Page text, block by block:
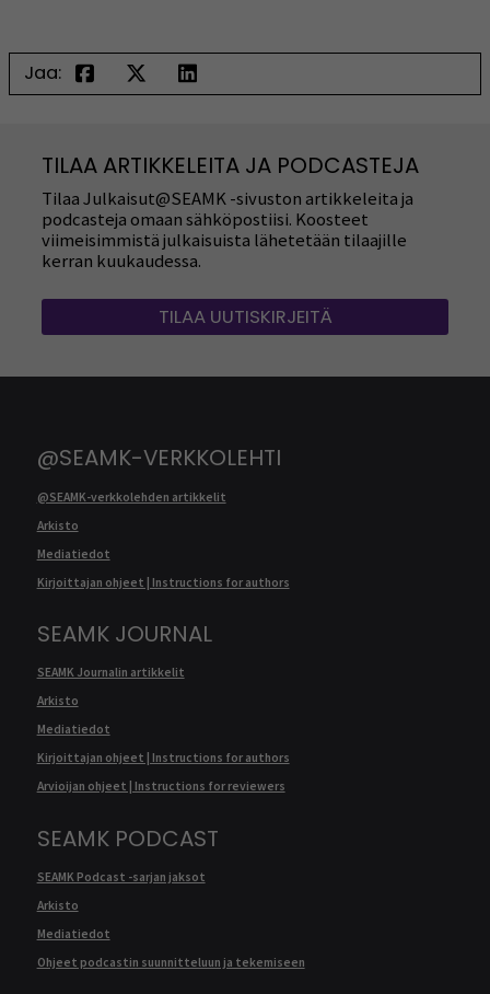
Jaa:
TILAA ARTIKKELEITA JA PODCASTEJA
Tilaa Julkaisut@SEAMK -sivuston artikkeleita ja
podcasteja omaan sähköpostiisi. Koosteet
viimeisimmistä julkaisuista lähetetään tilaajille
kerran kuukaudessa.
TILAA UUTISKIRJEITÄ
@SEAMK-VERKKOLEHTI
@SEAMK-verkkolehden artikkelit
Arkisto
Mediatiedot
Kirjoittajan ohjeet | Instructions for authors
SEAMK JOURNAL
SEAMK Journalin artikkelit
Arkisto
Mediatiedot
Kirjoittajan ohjeet | Instructions for authors
Arvioijan ohjeet | Instructions for reviewers
SEAMK PODCAST
SEAMK Podcast -sarjan jaksot
Arkisto
Mediatiedot
Ohjeet podcastin suunnitteluun ja tekemiseen